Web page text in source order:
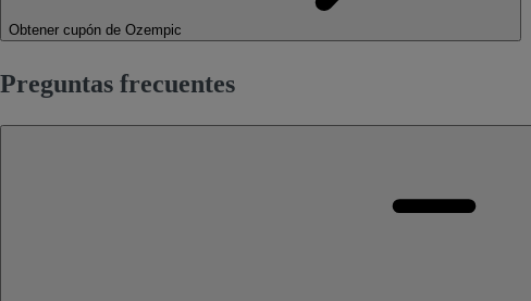
Obtener cupón de Ozempic
Preguntas frecuentes